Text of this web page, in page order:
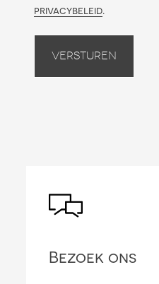
privacybeleid.
Versturen
Bezoek ons